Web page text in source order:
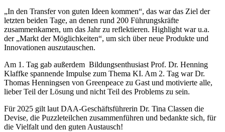
„In den Transfer von guten Ideen kommen“, das war das Ziel der
letzten beiden Tage, an denen rund 200 Führungskräfte
zusammenkamen, um das Jahr zu reflektieren. Highlight war u.a.
der „Markt der Möglichkeiten“, um sich über neue Produkte und
Innovationen auszutauschen.
Am 1. Tag gab außerdem Bildungsenthusiast Prof. Dr. Henning
Klaffke spannende Impulse zum Thema KI. Am 2. Tag war Dr.
Thomas Henningsen von Greenpeace zu Gast und motivierte alle,
lieber Teil der Lösung und nicht Teil des Problems zu sein.
Für 2025 gilt laut DAA-Geschäftsführerin Dr. Tina Classen die
Devise, die Puzzleteilchen zusammenführen und bedankte sich, für
die Vielfalt und den guten Austausch!